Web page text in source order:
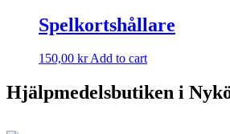
Spelkortshållare
150,00 krAdd to cart
Hjälpmedelsbutiken i